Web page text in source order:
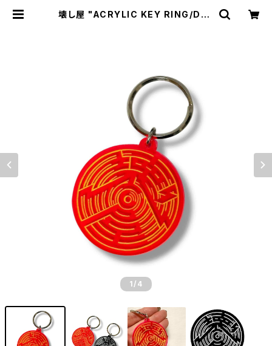
壊し屋 "ACRYLIC KEY RING/Des
1 /4